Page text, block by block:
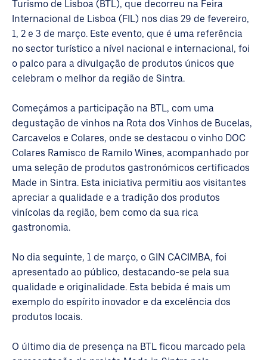
Turismo de Lisboa (BTL), que decorreu na Feira
Internacional de Lisboa (FIL) nos dias 29 de fevereiro,
1, 2 e 3 de março. Este evento, que é uma referência
no sector turístico a nível nacional e internacional, foi
o palco para a divulgação de produtos únicos que
celebram o melhor da região de Sintra.
Começámos a participação na BTL, com uma
degustação de vinhos na Rota dos Vinhos de Bucelas,
Carcavelos e Colares, onde se destacou o vinho DOC
Colares Ramisco de Ramilo Wines, acompanhado por
uma seleção de produtos gastronómicos certificados
Made in Sintra. Esta iniciativa permitiu aos visitantes
apreciar a qualidade e a tradição dos produtos
vinícolas da região, bem como da sua rica
gastronomia.
No dia seguinte, 1 de março, o GIN CACIMBA, foi
apresentado ao público, destacando-se pela sua
qualidade e originalidade. Esta bebida é mais um
exemplo do espírito inovador e da excelência dos
produtos locais.
O último dia de presença na BTL ficou marcado pela